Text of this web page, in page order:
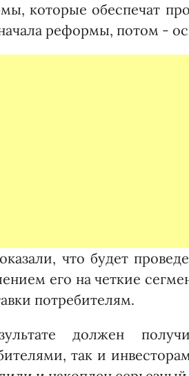
которые обеспечат
реформы, потом -
что будет
его на четкие
потребителям.
должен
так и